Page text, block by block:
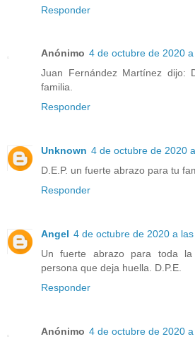
Responder
Anónimo 4 de octubre de 2020
Juan Fernández Martínez dijo:
familia.
Responder
Unknown 4 de octubre de 2020
D.E.P. un fuerte abrazo para tu
Responder
Angel 4 de octubre de 2020 a
Un fuerte abrazo para toda
persona que deja huella. D.P.E.
Responder
Anónimo 4 de octubre de 2020